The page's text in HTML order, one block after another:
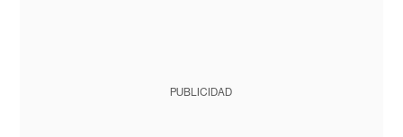
PUBLICIDAD